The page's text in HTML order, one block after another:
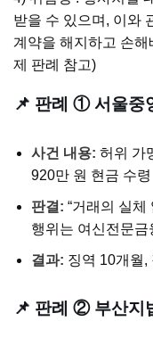
받을 수 있으며, 이와
계약을 해지하고 손
제 판례 참고)
📌 판례 ① 서울중
사건 내용: 허위 가
920만 원 현금 수령
판결: “거래의 실
행위는 여신전문금
결과: 징역 10개월,
📌 판례 ② 부산지